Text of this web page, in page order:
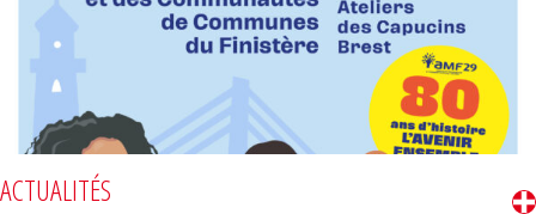
ACTUALITÉS